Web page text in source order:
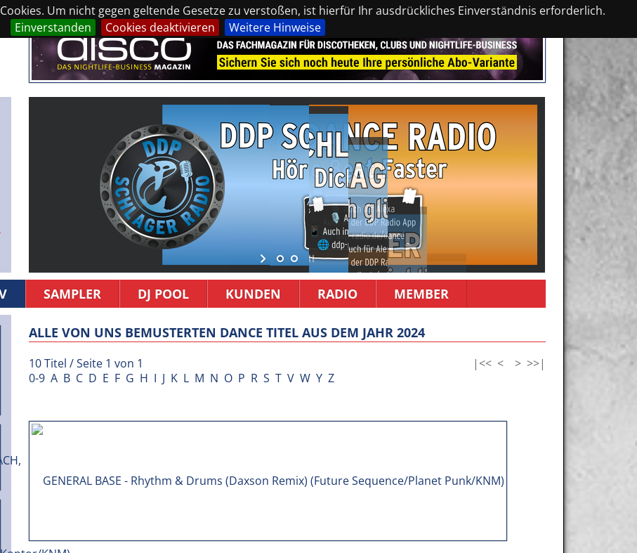
Um nicht gegen geltende Gesetze zu verstoßen, ist hierfür Ihr ausdrückliches Einverständnis erforderlich.
Einverstanden
Cookies deaktivieren Weitere Hinweise
SAMPLER DJ POOL KUNDEN RADIO MEMBER
ALLE VON UNS BEMUSTERTEN DANCE TITEL AUS DEM JAHR 2024
10 Titel / Seite 1 von 1 |<< < > >>|
0-9 A B C D E F G H I J K L M N O P R S T V W Y Z